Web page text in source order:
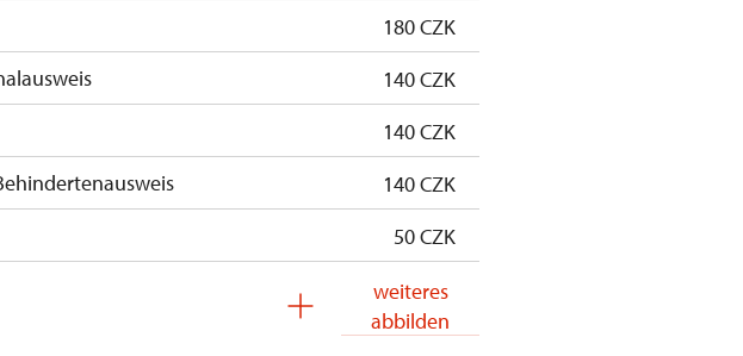
180 CZK
140 CZK
140 CZK
140 CZK
50 CZK
kostenlos
kostenlos
weiteres
abbilden